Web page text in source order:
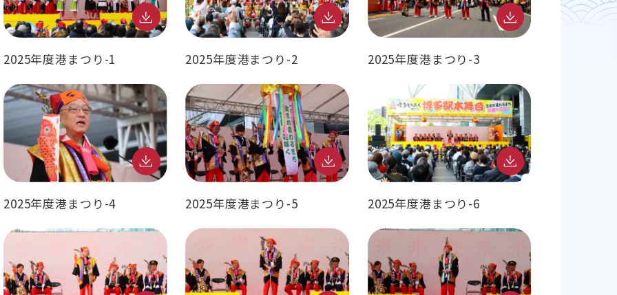
2025年度港まつり-1 2025年度港まつり-2 2025年度港まつり-3
2025年度港まつり-4 2025年度港まつり-5 2025年度港まつり-6